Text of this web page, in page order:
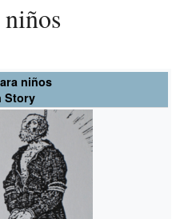
niños
niños
Story